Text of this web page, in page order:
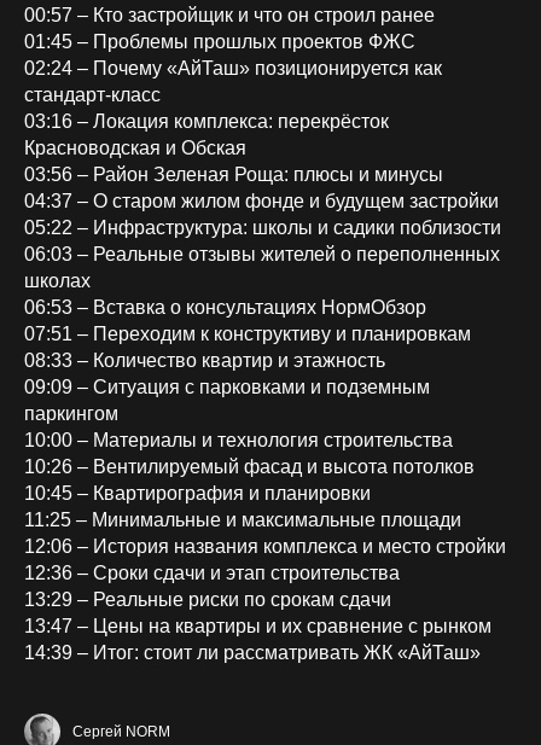
00:57 – Кто застройщик и что он строил ранее
01:45 – Проблемы прошлых проектов ФЖС
02:24 – Почему «АйТаш» позиционируется как
стандарт-класс
03:16 – Локация комплекса: перекрёсток
Красноводская и Обская
03:56 – Район Зеленая Роща: плюсы и минусы
04:37 – О старом жилом фонде и будущем застройки
05:22 – Инфраструктура: школы и садики поблизости
06:03 – Реальные отзывы жителей о переполненных
школах
06:53 – Вставка о консультациях НормОбзор
07:51 – Переходим к конструктиву и планировкам
08:33 – Количество квартир и этажность
09:09 – Ситуация с парковками и подземным
паркингом
10:00 – Материалы и технология строительства
10:26 – Вентилируемый фасад и высота потолков
10:45 – Квартирография и планировки
11:25 – Минимальные и максимальные площади
12:06 – История названия комплекса и место стройки
12:36 – Сроки сдачи и этап строительства
13:29 – Реальные риски по срокам сдачи
13:47 – Цены на квартиры и их сравнение с рынком
14:39 – Итог: стоит ли рассматривать ЖК «АйТаш»
Сергей NORM